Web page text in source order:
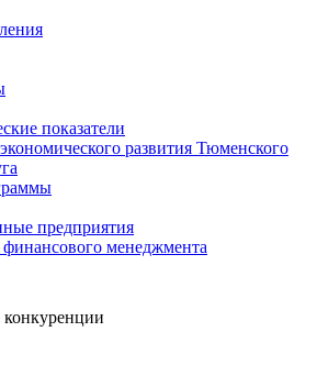
показатели
развития Тюменского
предприятия
менеджмента